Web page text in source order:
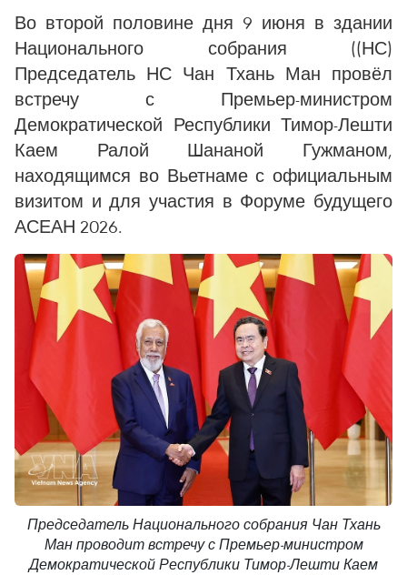
Во второй половине дня 9 июня в здании
Национального собрания ((НС)
Председатель НС Чан Тхань Ман провёл
встречу с Премьер-министром
Демократической Республики Тимор-Лешти
Каем Ралой Шананой Гужманом,
находящимся во Вьетнаме с официальным
визитом и для участия в Форуме будущего
АСЕАН 2026.
Председатель Национального собрания Чан Тхань
Ман проводит встречу с Премьер-министром
Демократической Республики Тимор-Лешти Каем